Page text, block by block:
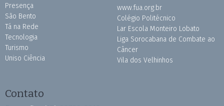
Presença
São Bento
Tá na Rede
Tecnologia
Turismo
Uniso Ciência
www.fua.org.br
Colégio Politécnico
Lar Escola Monteiro Lobato
Liga Sorocabana de Combate ao
Câncer
Vila dos Velhinhos
Contato